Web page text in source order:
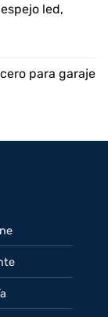
led,
para garaje